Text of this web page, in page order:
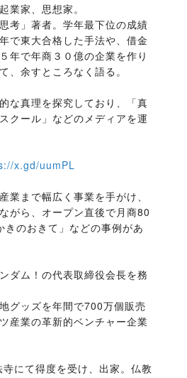
業家、思想家。
考」著者。学年最下位の成績
で東大合格した手法や、借金
年で年商３０億の企業を作り
、余すところなく語る。
な真理を探究しており、「真
クール」などのメディアを運
x.gd/uumPL
業まで幅広く事業を手がけ、
がら、オープン直後で月商80
きのおきて」などの事例があ
ダム！の代表取締役会長を務
グッズを年間で700万個販売
産業の革新的ベンチャー企業
にて得度を受け、出家。仏教